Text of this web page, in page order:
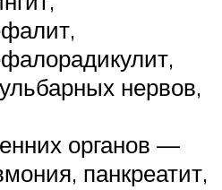
нервов,
органов —
панкреатит,